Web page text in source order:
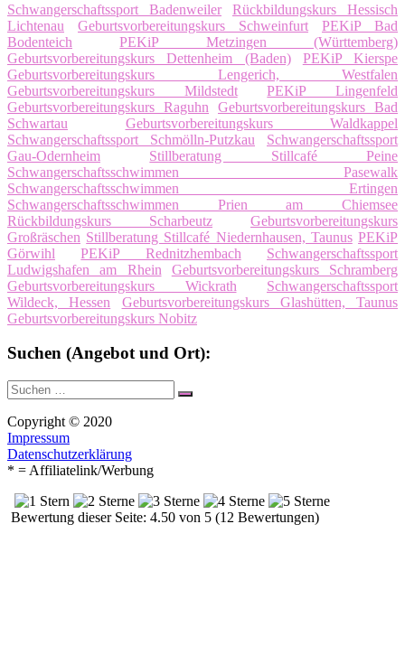
Schwangerschaftssport Badenweiler
Rückbildungskurs Hessisch
Lichtenau
Geburtsvorbereitungskurs Schweinfurt
PEKiP Bad
Bodenteich
PEKiP Metzingen (Württemberg)
Geburtsvorbereitungskurs Dettenheim (Baden)
PEKiP Kierspe
Geburtsvorbereitungskurs Lengerich, Westfalen
Geburtsvorbereitungskurs Mildstedt
PEKiP Lingenfeld
Geburtsvorbereitungskurs Raguhn
Geburtsvorbereitungskurs Bad
Schwartau
Geburtsvorbereitungskurs Waldkappel
Schwangerschaftssport Schmölln-Putzkau
Schwangerschaftssport
Gau-Odernheim
Stillberatung Stillcafé Peine
Schwangerschaftsschwimmen Pasewalk
Schwangerschaftsschwimmen Ertingen
Schwangerschaftsschwimmen Prien am Chiemsee
Rückbildungskurs Scharbeutz
Geburtsvorbereitungskurs
Großräschen Stillberatung Stillcafé Niedernhausen, Taunus PEKiP
Görwihl
PEKiP Rednitzhembach
Schwangerschaftssport
Ludwigshafen am Rhein
Geburtsvorbereitungskurs Schramberg
Geburtsvorbereitungskurs Wickrath
Schwangerschaftssport
Wildeck, Hessen
Geburtsvorbereitungskurs Glashütten, Taunus
Geburtsvorbereitungskurs Nobitz
Suchen (Angebot und Ort):
Suche
nach:
Suchen
Copyright © 2020
Impressum
Datenschutzerklärung
* = Affiliatelink/Werbung
Bewertung dieser Seite: 4.50 von 5 (12 Bewertungen)